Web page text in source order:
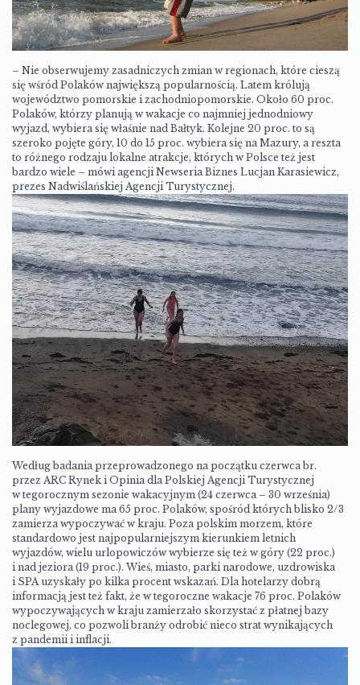
– Nie obserwujemy zasadniczych zmian w regionach, które cieszą
się wśród Polaków największą popularnością. Latem królują
województwo pomorskie i zachodniopomorskie. Około 60 proc.
Polaków, którzy planują w wakacje co najmniej jednodniowy
wyjazd, wybiera się właśnie nad Bałtyk. Kolejne 20 proc. to są
szeroko pojęte góry, 10 do 15 proc. wybiera się na Mazury, a reszta
to różnego rodzaju lokalne atrakcje, których w Polsce też jest
bardzo wiele – mówi agencji Newseria Biznes Lucjan Karasiewicz,
prezes Nadwiślańskiej Agencji Turystycznej.
Według badania przeprowadzonego na początku czerwca br.
przez ARC Rynek i Opinia dla Polskiej Agencji Turystycznej
w tegorocznym sezonie wakacyjnym (24 czerwca – 30 września)
plany wyjazdowe ma 65 proc. Polaków, spośród których blisko 2/3
zamierza wypoczywać w kraju. Poza polskim morzem, które
standardowo jest najpopularniejszym kierunkiem letnich
wyjazdów, wielu urlopowiczów wybierze się też w góry (22 proc.)
i nad jeziora (19 proc.). Wieś, miasto, parki narodowe, uzdrowiska
i SPA uzyskały po kilka procent wskazań. Dla hotelarzy dobrą
informacją jest też fakt, że w tegoroczne wakacje 76 proc. Polaków
wypoczywających w kraju zamierzało skorzystać z płatnej bazy
noclegowej, co pozwoli branży odrobić nieco strat wynikających
z pandemii i inflacji.